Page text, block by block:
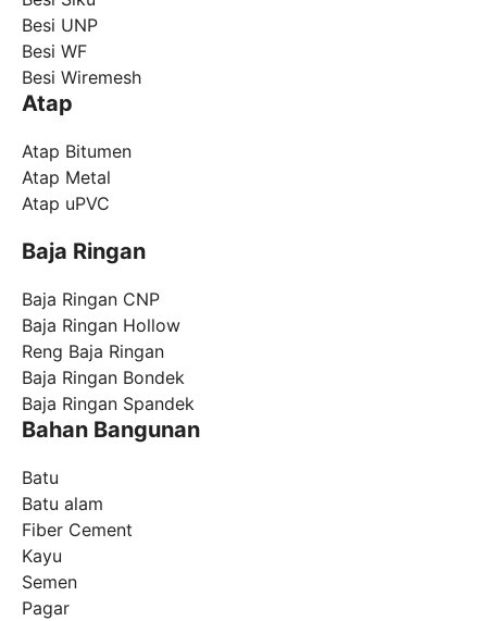
Besi UNP
Besi WF
Besi Wiremesh
Atap
Atap Bitumen
Atap Metal
Atap uPVC
Baja Ringan
Baja Ringan CNP
Baja Ringan Hollow
Reng Baja Ringan
Baja Ringan Bondek
Baja Ringan Spandek
Bahan Bangunan
Batu
Batu alam
Fiber Cement
Kayu
Semen
Pagar